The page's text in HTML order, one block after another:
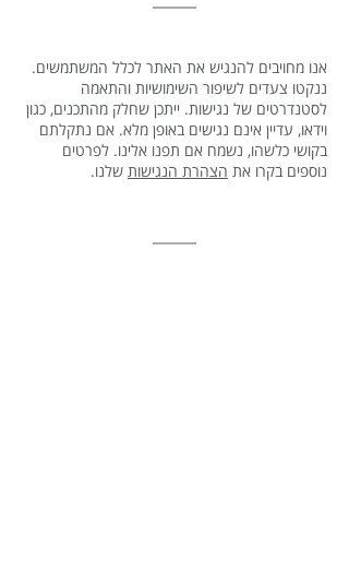
אנו מחויבים להנגיש את האתר לכלל המשתמשים.
ננקטו צעדים לשיפור השימושיות והתאמה
לסטנדרטים של נגישות. ייתכן שחלק מהתכנים, כגון
וידאו, עדיין אינם נגישים באופן מלא. אם נתקלתם
בקושי כלשהו, נשמח אם תפנו אלינו. לפרטים
נוספים בקרו את הצהרת הנגישות שלנו.